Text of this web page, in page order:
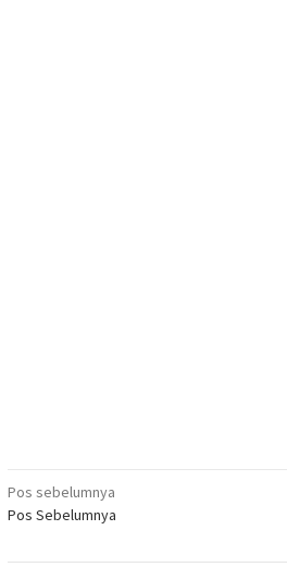
Navigasi
pos
Pos sebelumnya
Pos Sebelumnya